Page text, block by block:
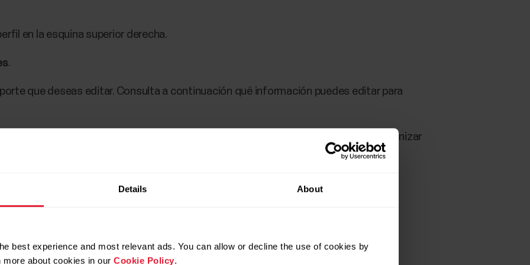
Details About
best experience and most relevant ads. You can allow or decline the use of cookies by
about cookies in our Cookie Policy.
en la esquina superior derecha.
.
que deseas editar. Consulta a continuación qué información puedes editar para
ajustes de perfiles de deportes, haz clic en
. Recuerda que debes sincronizar
.